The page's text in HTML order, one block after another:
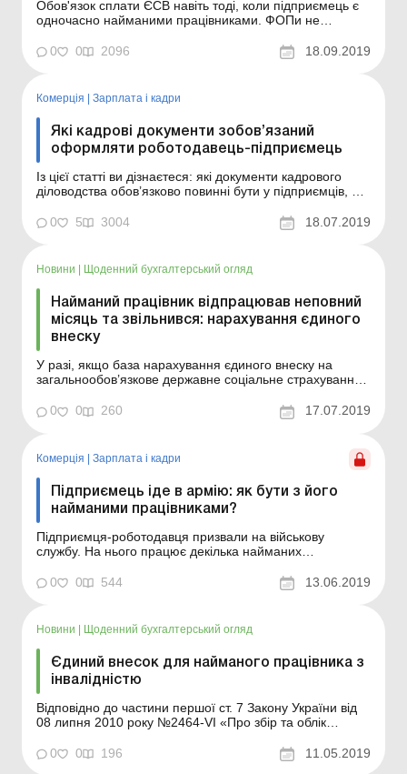
Обов'язок сплати ЄСВ навіть тоді, коли підприємець є
одночасно найманими працівниками. ФОПи не
підприємці-пенсіонери за віком або підприємці - особи
з інвалідністю. Також можуть не платити за себе ЄСВ
0 0 2096 18.09.2019
Комерція Зарплата і кадри
Які кадрові документи зобов’язаний
оформляти роботодавець-підприємець
Із цієї статті ви дізнаєтеся: які документи кадрового
діловодства обов’язково повинні бути у підприємців, що
обов’язково, але бажано – і чому. Що можна зробити на
практиці: оформити всі необхідні документи, щоб
0 5 3004 18.07.2019
Новини Щоденний бухгалтерський огляд
Найманий працівник відпрацював неповний
місяць та звільнився: нарахування єдиного
внеску
У разі, якщо база нарахування єдиного внеску на
загальнообов’язкове державне соціальне страхування
мінімальної заробітної плати, встановленої законом на
місяць, за який отримано дохід, сума єдиного внеску
0 0 260 17.07.2019
Комерція | Зарплата і кадри
Підприємець іде в армію: як бути з його
найманими працівниками?
Підприємця-роботодавця призвали на військову
службу. На нього працює декілька найманих
відносини? Якщо підприємця призивають на військову
службу в рамках мобілізації, він може розірвати трудові
0 0 544 13.06.2019
Новини | Щоденний бухгалтерський огляд
Єдиний внесок для найманого працівника з
інвалідністю
Відповідно до частини першої ст. 7 Закону України від
08 липня 2010 року №2464-VI «Про збір та облік
соціальне страхування (далі – Закон №2464) платники
єдиного внеску на загальнообов’язкове державне
0 0 196 11.05.2019